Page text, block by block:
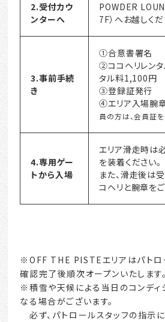
2.受付カウ
ンターへ
POWDER
7F）へお越しくだ
3.事前手続
き
①合意書署名
②ココヘリレン
タル料1,100円
③登録証発行
④エリア入場腕
員の方は、会員証を
4.専用ゲー
トから入場
エリア滑走時は
を装着ください。
また、滑走後は
コヘリと腕章を
※OFF THE PISTEエリアはパトロ
確認完了後順次オープンいたします。
※積雪や天候による当日のコンディ
なる場合がございます。
必ず、パトロールスタッフの指示に